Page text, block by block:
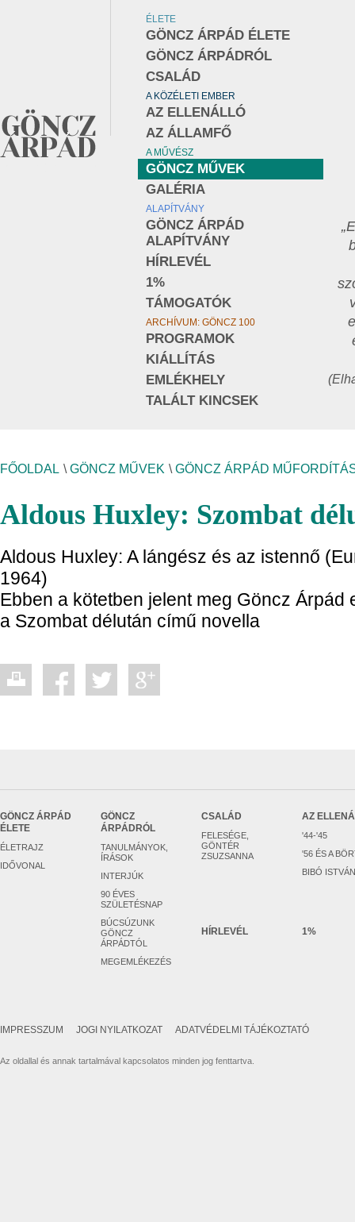
ÉLETE
GÖNCZ ÁRPÁD ÉLETE
GÖNCZ ÁRPÁDRÓL
CSALÁD
A KÖZÉLETI EMBER
AZ ELLENÁLLÓ
AZ ÁLLAMFŐ
A MŰVÉSZ
GÖNCZ MŰVEK
GALÉRIA
ALAPÍTVÁNY
GÖNCZ ÁRPÁD
ALAPÍTVÁNY
HÍRLEVÉL
1%
TÁMOGATÓK
ARCHÍVUM: GÖNCZ 100
PROGRAMOK
KIÁLLÍTÁS
EMLÉKHELY
TALÁLT KINCSEK
FŐOLDAL \ GÖNCZ MŰVEK \ GÖNCZ ÁRPÁD
Aldous Huxley: Szombat
Aldous Huxley: A lángész és az istennő
1964)
Ebben a kötetben jelent meg Göncz Árpád
a Szombat délután című novella
GÖNCZ ÁRPÁD
ÉLETE
ÉLETRAJZ
IDŐVONAL
GÖNCZ
ÁRPÁDRÓL
TANULMÁNYOK,
ÍRÁSOK
INTERJÚK
90 ÉVES
SZÜLETÉSNAP
BÚCSÚZUNK
GÖNCZ
ÁRPÁDTÓL
MEGEMLÉKEZÉS
CSALÁD
FELESÉGE,
GÖNTÉR
ZSUZSANNA
AZ
'44-'45
'56 ÉS A
BIBÓ
HÍRLEVÉL 1%
IMPRESSZUM JOGI NYILATKOZAT ADATVÉDELMI TÁJÉKOZTATÓ
Az oldallal és annak tartalmával kapcsolatos minden jog fenttartva.